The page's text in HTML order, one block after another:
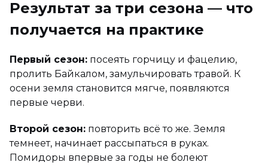
Результат за три сезона — что
получается на практике
Первый сезон: посеять горчицу и фацелию,
пролить Байкалом, замульчировать травой. К
осени земля становится мягче, появляются
первые черви.
Второй сезон: повторить всё то же. Земля
темнеет, начинает рассыпаться в руках.
Помидоры впервые за годы не болеют